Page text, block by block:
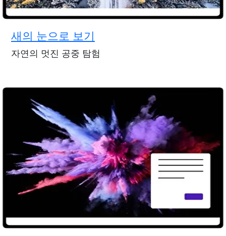
새의 눈으로 보기
자연의 멋진 공중 탐험